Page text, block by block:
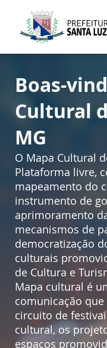
Boas-
Cultural
MG
O Mapa Cultural
Plataforma livre,
mapeamento do
instrumento de
aprimoramento
mecanismos de
democratização
culturais
de Cultura e
Mapa cultural é
comunicação
circuito de
cultural, os
espaços